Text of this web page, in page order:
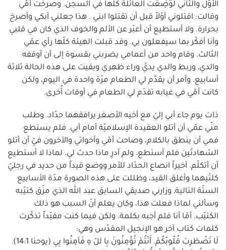
الأوّل والثاني لوُضِعَت العائلة كلّها في السجن. وصرخت أمّي
وقالت: اقتلوني أوّلاً قبل أن تقتلوا ابني . هذا جعلني أبكي وأصرخ
بحرارة. ولا أستطيع أن أعبّر عن الألم والخوف الذي كان في قلبي
وأنا أفكّر بما سيفعلون بي. وقد قبلت الهيئة كلّها رأي عمّي
الثالث. وقام واحد من أعمامي يضربني بقسوة إلى أن أوقفه
والدي, وربط والدي يديَّ وراء ظهري وبقيت على هذه الحالة ثلاثة
أسابيع. وأمر أن يقدَّم لي الطعام مرّة واحدة في اليوم، ولكن
كانت أمّي في غيابه تقدّم لي الطعام في أوقات أُخرى.
ذات يوم جاء أبي إليّ مع أخيه الأصغر يرافقهما حدّاد. وطلب
منّي عمّي أن أتلو العقيدة الإسلاميّة أمام أبي. فلم يستطع
فمي أن ينطق بالكلام، وصاحت أمّي وأخواتي والآخرون فيّ أن أتلو
الشهادتَين فلم أستطع. ولم أدرِ ماذا حدث لي. لماذا لا أستطيع
أن أتكلّم. أخيراً انصاع الحدّاد للأمر ووضع قيداً من حديد في رجليّ
كلتَيهما وأغلق القيد، وظللت على هذه الصورة مدّة الأسابيع
الستّة التالية, وزارني صديقي السابق عبد الله الذي مزّق كتيّبه
وسألني لماذا فعلت هذا، وكان يعلم أنّ السبب هو ذلك
الكتيّب. أمّا أنا فلم أجبه بكلمة. ولكن فيما كنت مقيّداً تذكّرت
كلمات كتاب آخر هو الإنجيل المقدّس وهي:
لَا تَضْطَرِبْ قُلُوبُكُمْ. أَنْتُمْ تُؤْمِنُونَ بِا للّ هِ فَآمِنُوا بِي (يوحنا 14:1).